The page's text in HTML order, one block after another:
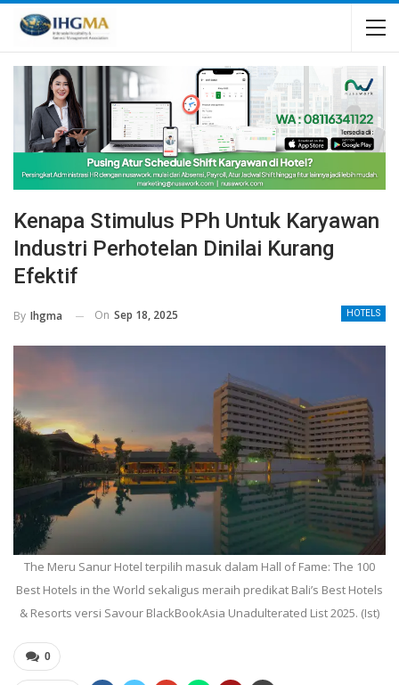
Kenapa Stimulus PPh Untuk Karyawan
Industri Perhotelan Dinilai Kurang
Efektif
HOTELS
By Ihgma On Sep 18, 2025
The Meru Sanur Hotel terpilih masuk dalam Hall of Fame: The 100
Best Hotels in the World sekaligus meraih predikat Bali’s Best Hotels
& Resorts versi Savour BlackBookAsia Unadulterated List 2025. (Ist)
0